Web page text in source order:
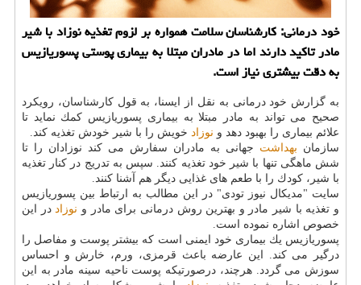
خود درمانی: كارشناسان سلامت همواره بر لزوم تغذیه نوزاد با شیر
مادر تاكید دارند اما در مادران مبتلا به بیماری پوستی پسوریازیس
به دقت بیشتری نیاز است.
به گزارش خود درمانی به نقل از ایسنا، به قول كارشناسان، رویكرد
صحیح می تواند به مادر مبتلا به بیماری پسوریازیس كمك نماید تا
علائم بیماری را بهبود دهد و نوزاد خویش را با شیر خودش تغذیه كند.
سازمان بهداشت جهانی به مادران سفارش می كند نوزادان را تا
شش ماهگی تنها با شیر خود تغذیه كنند. سپس به تدریج در كنار تغذیه
با شیر، كودك را با طعم های غذایی دیگر هم آشنا كنند.
سایت "مدیكال نیوز تودی" در این مطالب به ارتباط بین پسوریازیس
و تغذیه با شیر مادر و بهترین روش درمانی برای مادر و نوزاد در این
خصوص اشاره نموده است.
پسوریازیس یك بیماری خود ایمنی است كه بیشتر پوست و مفاصل را
درگیر می كند. این عارضه باعث قرمزی، ورم، خارش و احساس
سوزش می گردد. هرچند، درصورتیكه پوست ناحیه سینه مادر به این